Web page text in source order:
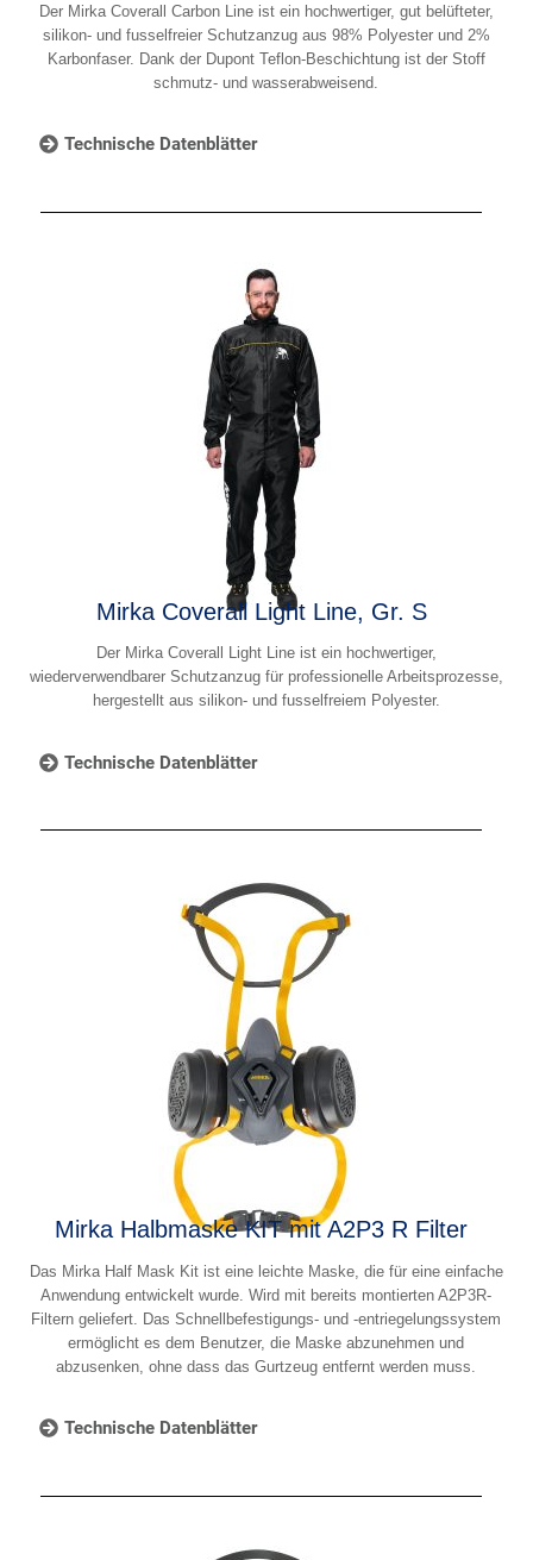
Der Mirka Coverall Carbon Line ist ein hochwertiger, gut belüfteter,
silikon- und fusselfreier Schutzanzug aus 98% Polyester und 2%
Karbonfaser. Dank der Dupont Teflon-Beschichtung ist der Stoff
schmutz- und wasserabweisend.
Technische Datenblätter
Mirka Coverall Light Line, Gr. S
Der Mirka Coverall Light Line ist ein hochwertiger,
wiederverwendbarer Schutzanzug für professionelle Arbeitsprozesse,
hergestellt aus silikon- und fusselfreiem Polyester.
Technische Datenblätter
Mirka Halbmaske KIT mit A2P3 R Filter
Das Mirka Half Mask Kit ist eine leichte Maske, die für eine einfache
Anwendung entwickelt wurde. Wird mit bereits montierten A2P3R-
Filtern geliefert. Das Schnellbefestigungs- und -entriegelungssystem
ermöglicht es dem Benutzer, die Maske abzunehmen und
abzusenken, ohne dass das Gurtzeug entfernt werden muss.
Technische Datenblätter